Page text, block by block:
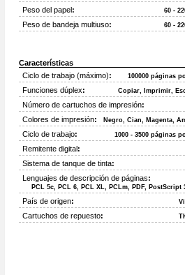
Peso del papel: 60 -
Peso de bandeja multiuso: 60 -
Características
Ciclo de trabajo (máximo): 100000 páginas
Funciones dúplex: Copiar, Imprimir,
Número de cartuchos de impresión:
Colores de impresión: Negro, Cian, Magenta,
Ciclo de trabajo: 1000 - 3500 páginas
Remitente digital:
Sistema de tanque de tinta:
Lenguajes de descripción de páginas:
PCL 5c, PCL 6, PCL XL, PCLm, PDF, PostScript
País de origen:
Cartuchos de repuesto: